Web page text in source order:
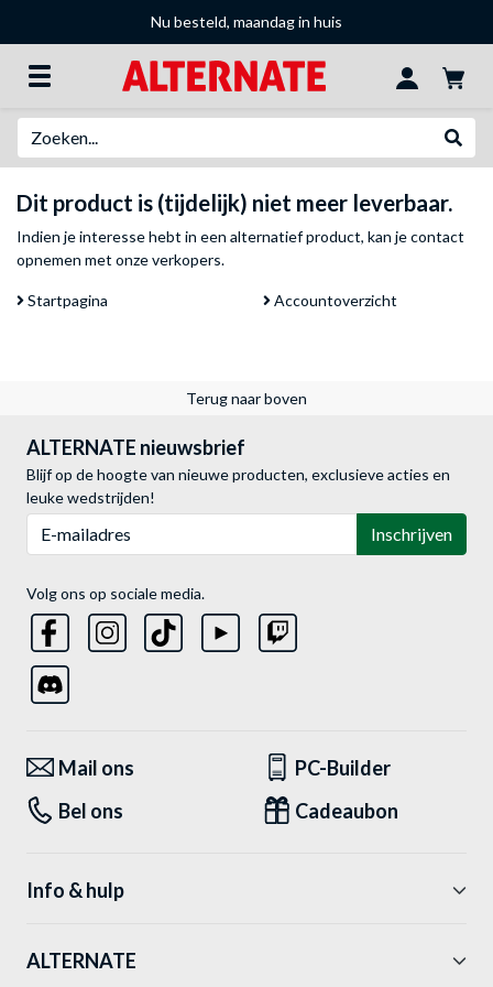
Nu besteld, maandag in huis
Dit product is (tijdelijk) niet meer leverbaar.
Indien je interesse hebt in een alternatief product, kan jecontact
opnemen met onze verkopers.
Startpagina Accountoverzicht
Terug naar boven
ALTERNATE nieuwsbrief
Blijf op de hoogte van nieuwe producten, exclusieve acties en
leuke wedstrijden!
Inschrijven
Volg ons op sociale media.
Mail ons
PC-Builder
Bel ons
Cadeaubon
Info & hulp
ALTERNATE